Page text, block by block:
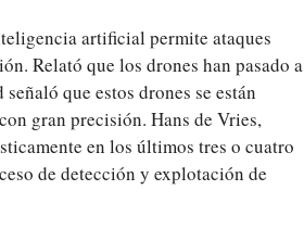
artificial permite ataques
Relató que los drones han pasado a
que estos drones se están
gran precisión. Hans de Vries,
en los últimos tres o cuatro
de detección y explotación de